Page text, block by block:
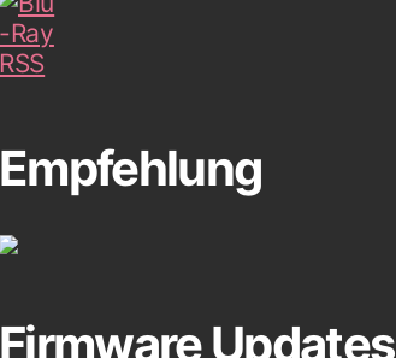
Empfehlung
Firmware Updates